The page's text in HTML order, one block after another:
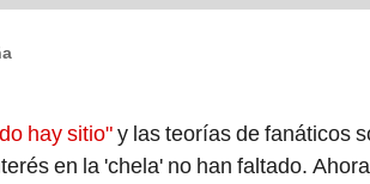
hay sitio"y las teorías de fanáticos
en la 'chela' no han faltado.